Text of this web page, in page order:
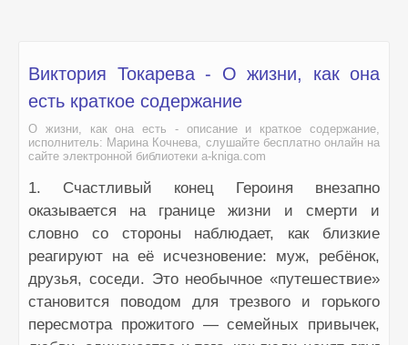
Виктория Токарева - О жизни, как она
есть краткое содержание
О жизни, как она есть - описание и краткое содержание,
исполнитель: Марина Кочнева, слушайте бесплатно онлайн на
сайте электронной библиотеки a-kniga.com
1. Счастливый конец Героиня внезапно
оказывается на границе жизни и смерти и
словно со стороны наблюдает, как близкие
реагируют на её исчезновение: муж, ребёнок,
друзья, соседи. Это необычное «путешествие»
становится поводом для трезвого и горького
пересмотра прожитого — семейных привычек,